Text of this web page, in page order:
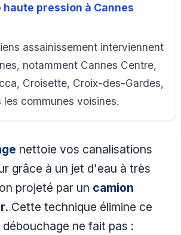
pression à Cannes
assainissement interviennent
notamment Cannes Centre,
Croisette, Croix-des-Gardes,
les communes voisines.
nettoie vos canalisations
grâce à un jet d'eau à très
projeté par un camion
. Cette technique élimine ce
ne fait pas :